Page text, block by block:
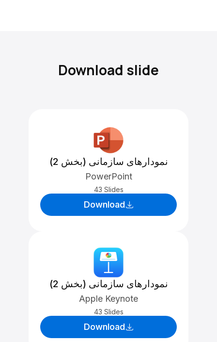
Download slide
نمودارهای سازمانی (بخش 2)
PowerPoint
43 Slides
Download
نمودارهای سازمانی (بخش 2)
Apple Keynote
43 Slides
Download